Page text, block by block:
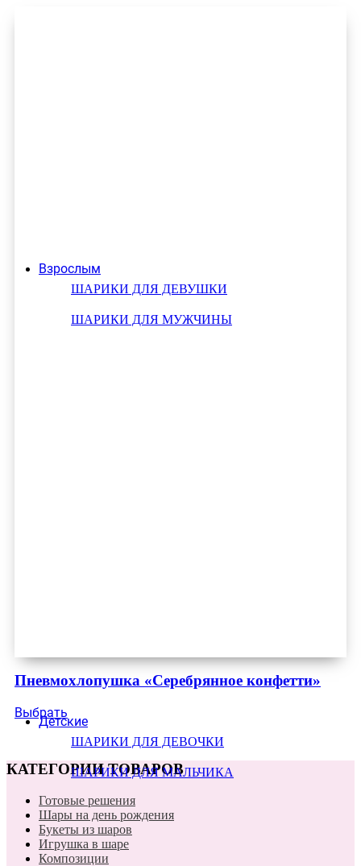
Взрослым
ШАРИКИ ДЛЯ ДЕВУШКИ
ШАРИКИ ДЛЯ МУЖЧИНЫ
Детские
ШАРИКИ ДЛЯ ДЕВОЧКИ
ШАРИКИ ДЛЯ МАЛЬЧИКА
Пневмохлопушка «Серебрянное конфетти»
Выбрать
КАТЕГОРИИ ТОВАРОВ
Готовые решения
Шары на день рождения
Букеты из шаров
Игрушка в шаре
Композиции